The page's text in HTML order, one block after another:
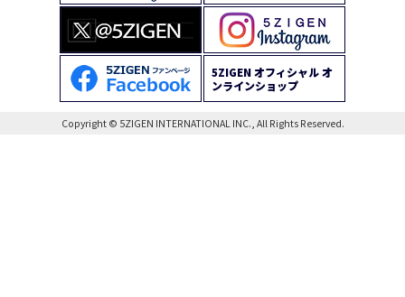
5ZIGEN オフィシャル オ
ンラインショップ
Copyright © 5ZIGEN INTERNATIONAL INC., All Rights Reserved.